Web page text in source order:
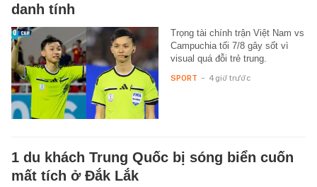
danh tính
Trọng tài chính trận Việt Nam vs
Campuchia tối 7/8 gây sốt vì
visual quá đỗi trẻ trung.
SPORT - 4 giờ trước
1 du khách Trung Quốc bị sóng biển cuốn
mất tích ở Đắk Lắk